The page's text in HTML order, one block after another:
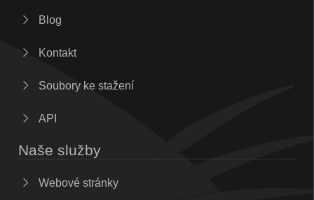
Blog
Kontakt
Soubory ke stažení
API
Naše služby
Webové stránky